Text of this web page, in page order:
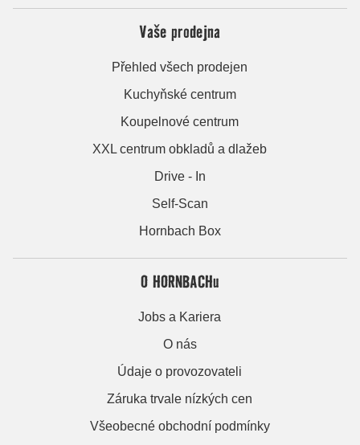
Vaše prodejna
Přehled všech prodejen
Kuchyňské centrum
Koupelnové centrum
XXL centrum obkladů a dlažeb
Drive - In
Self-Scan
Hornbach Box
O HORNBACHu
Jobs a Kariera
O nás
Údaje o provozovateli
Záruka trvale nízkých cen
Všeobecné obchodní podmínky